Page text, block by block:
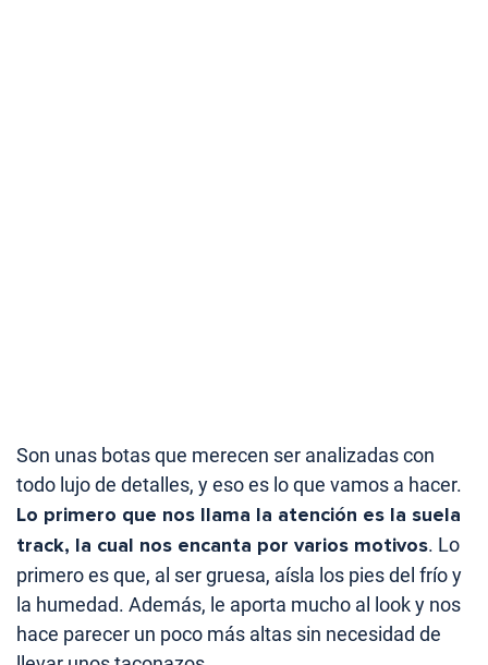
Son unas botas que merecen ser analizadas con
todo lujo de detalles, y eso es lo que vamos a hacer.
Lo primero que nos llama la atención es la suela
track, la cual nos encanta por varios motivos. Lo
primero es que, al ser gruesa, aísla los pies del frío y
la humedad. Además, le aporta mucho al look y nos
hace parecer un poco más altas sin necesidad de